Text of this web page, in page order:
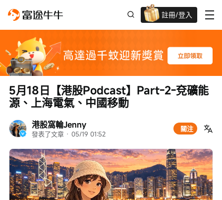
註冊/登入
迎新驚喜賞 股票/BTC等任你揀!
港股窩輪Jenny
發表了文章 · 05/19 01:52
關注
5月18日【港股Podcast】Part-2-兗礦能
源、上海電氣、中國移動